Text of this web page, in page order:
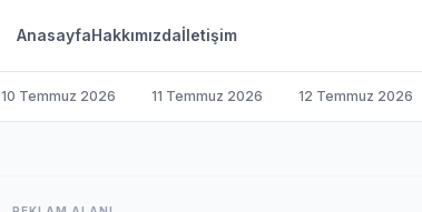
AnasayfaHakkımızdaİletişim
10 Temmuz 2026 11 Temmuz 2026 12 Temmuz 2026